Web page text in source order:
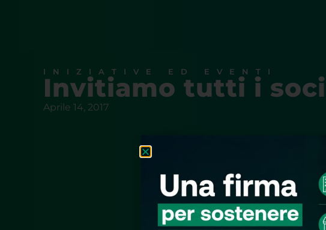
INIZIATIVE ED EVENTI
Invitiamo tutti i
Aprile 14, 2017